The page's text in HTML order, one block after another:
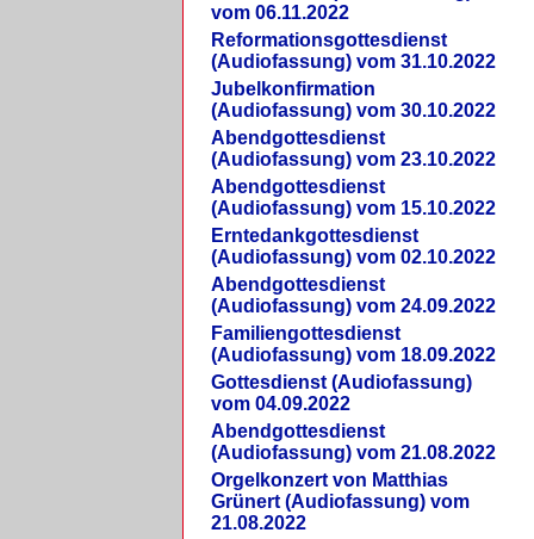
vom 06.11.2022
Reformationsgottesdienst
(Audiofassung) vom 31.10.2022
Jubelkonfirmation
(Audiofassung) vom 30.10.2022
Abendgottesdienst
(Audiofassung) vom 23.10.2022
Abendgottesdienst
(Audiofassung) vom 15.10.2022
Erntedankgottesdienst
(Audiofassung) vom 02.10.2022
Abendgottesdienst
(Audiofassung) vom 24.09.2022
Familiengottesdienst
(Audiofassung) vom 18.09.2022
Gottesdienst (Audiofassung)
vom 04.09.2022
Abendgottesdienst
(Audiofassung) vom 21.08.2022
Orgelkonzert von Matthias
Grünert (Audiofassung) vom
21.08.2022